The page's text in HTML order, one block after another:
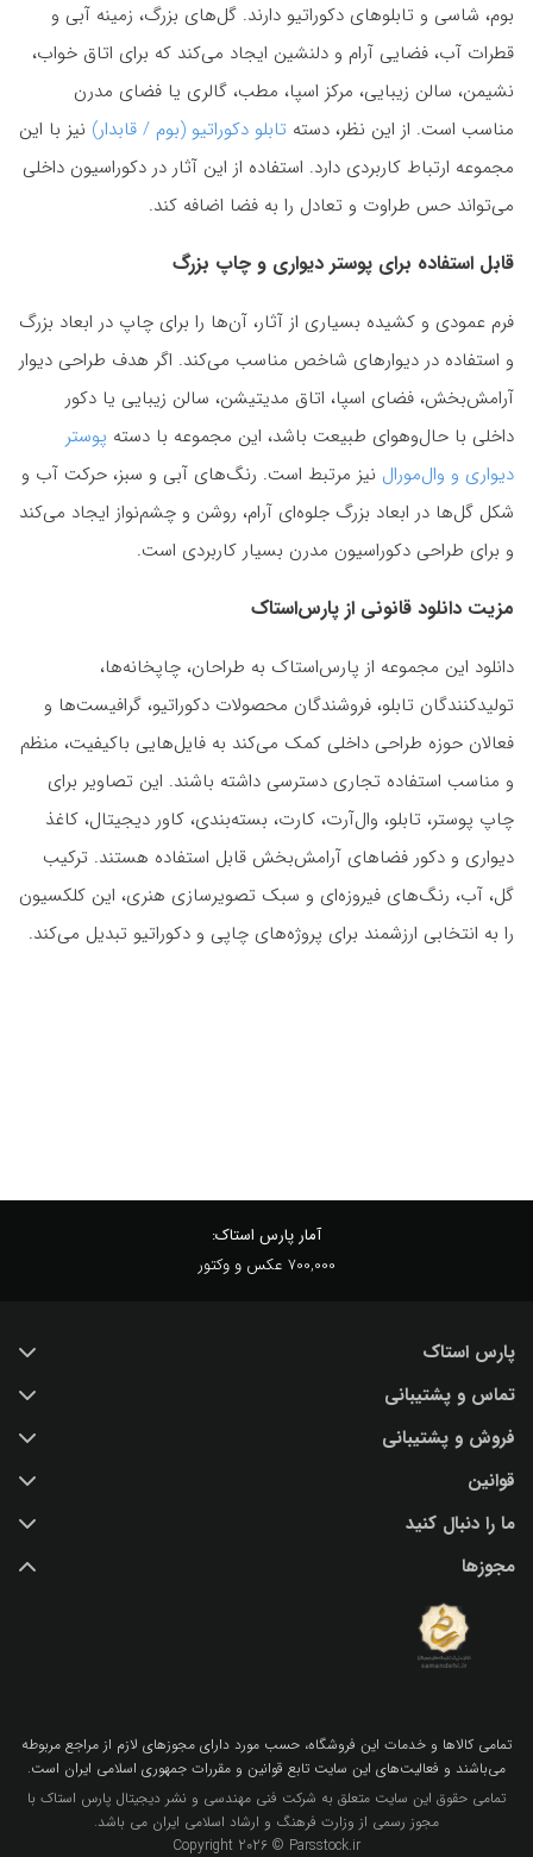
بوم، شاسی و تابلوهای دکوراتیو دارند. گل‌های بزرگ، زمینه آبی و
قطرات آب، فضایی آرام و دلنشین ایجاد می‌کند که برای اتاق خواب،
نشیمن، سالن زیبایی، مرکز اسپا، مطب، گالری یا فضای مدرن
مناسب است. از این نظر، دسته تابلو دکوراتیو (بوم / قابدار) نیز با این
مجموعه ارتباط کاربردی دارد. استفاده از این آثار در دکوراسیون داخلی
می‌تواند حس طراوت و تعادل را به فضا اضافه کند.
قابل استفاده برای پوستر دیواری و چاپ بزرگ
فرم عمودی و کشیده بسیاری از آثار، آن‌ها را برای چاپ در ابعاد بزرگ
و استفاده در دیوارهای شاخص مناسب می‌کند. اگر هدف طراحی دیوار
آرامش‌بخش، فضای اسپا، اتاق مدیتیشن، سالن زیبایی یا دکور
داخلی با حال‌وهوای طبیعت باشد، این مجموعه با دسته پوستر
دیواری و وال‌مورال نیز مرتبط است. رنگ‌های آبی و سبز، حرکت آب و
شکل گل‌ها در ابعاد بزرگ جلوه‌ای آرام، روشن و چشم‌نواز ایجاد می‌کند
و برای طراحی دکوراسیون مدرن بسیار کاربردی است.
مزیت دانلود قانونی از پارس‌استاک
دانلود این مجموعه از پارس‌استاک به طراحان، چاپخانه‌ها،
تولیدکنندگان تابلو، فروشندگان محصولات دکوراتیو، گرافیست‌ها و
فعالان حوزه طراحی داخلی کمک می‌کند به فایل‌هایی باکیفیت، منظم
و مناسب استفاده تجاری دسترسی داشته باشند. این تصاویر برای
چاپ پوستر، تابلو، وال‌آرت، کارت، بسته‌بندی، کاور دیجیتال، کاغذ
دیواری و دکور فضاهای آرامش‌بخش قابل استفاده هستند. ترکیب
گل، آب، رنگ‌های فیروزه‌ای و سبک تصویرسازی هنری، این کلکسیون
را به انتخابی ارزشمند برای پروژه‌های چاپی و دکوراتیو تبدیل می‌کند.
آمار پارس استاک:
700,000 عکس و وکتور
پارس استاک
خرید عکس با کیفیت
درباره ما
پرسش و پاسخ
اشتراک / تمدید
بلاگ پارس استاک
نکات و ترفندهای طراحی گرافیکی
تماس و پشتیبانی
تماس با ما
فروش و پشتیبانی
(IR) 021 28428845
support@parsstock.ir
قوانین
شرایط استفاده از وب سایت
سیاست حفظ حریم شخصی کاربران
ما را دنبال کنید
مجوزها
تمامي كالاها و خدمات اين فروشگاه، حسب مورد داراي مجوزهاي لازم از مراجع مربوطه
مي‌باشند و فعاليت‌هاي اين سايت تابع قوانين و مقررات جمهوري اسلامي ايران است.
تمامی حقوق این سایت متعلق به شرکت فنی مهندسی و نشر دیجیتال پارس استاک با
مجوز رسمی از وزارت فرهنگ و ارشاد اسلامی ایران می باشد.
Copyright 2026 © Parsstock.ir